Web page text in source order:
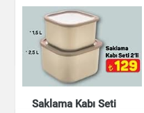
Aware Su Bardağı
250 cc
Mutfak Ürünleri
Saklama Kabı Seti